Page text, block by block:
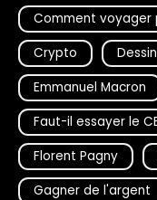
Comment voyager
Crypto
Emmanuel Macron
Faut-il essayer le
Florent Pagny
Gagner de l'argent